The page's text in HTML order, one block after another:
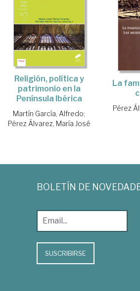
Religión, política y
patrimonio en la
Península Ibérica
Martín García, Alfredo;
Pérez Álvarez, María José
La
Pérez
BOLETÍN DE
SUSCRIBIRSE